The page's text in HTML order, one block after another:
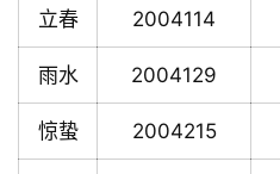
立春 2004114
雨水 2004129
惊蛰 2004215